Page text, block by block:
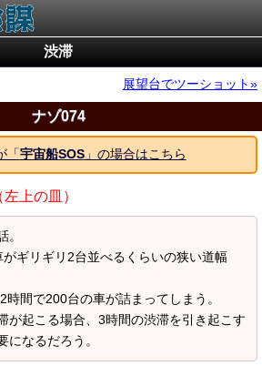
渋滞
展望台でツーショット
ナゾ074
「宇宙船SOS」の場合はこちら
上の皿）
。
ギリギリ2台並べるくらいの狭い道幅
間で200台の車が詰まってしまう。
が起こる場合、3時間の渋滞を引き起こす
になるだろう。